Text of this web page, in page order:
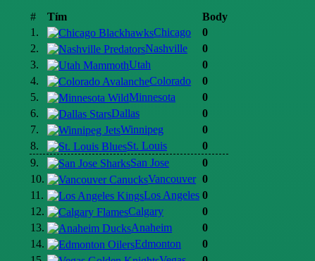
# Tím
Body
1.
Chicago
0
2.
Nashville
0
3.
Utah
0
4.
Colorado
0
5.
Minnesota
0
6.
Dallas
0
7.
Winnipeg
0
8.
St. Louis
0
9.
San Jose
0
10.
Vancouver 0
11.
Los Angeles 0
12.
Calgary
0
13.
Anaheim
0
14.
Edmonton
0